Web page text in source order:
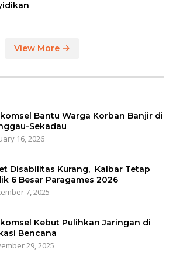
View More
Bantu Warga Korban Banjir di
Sekadau
16, 2026
Disabilitas Kurang, Kalbar Tetap
6 Besar Paragames 2026
7, 2025
Kebut Pulihkan Jaringan di
Bencana
29, 2025